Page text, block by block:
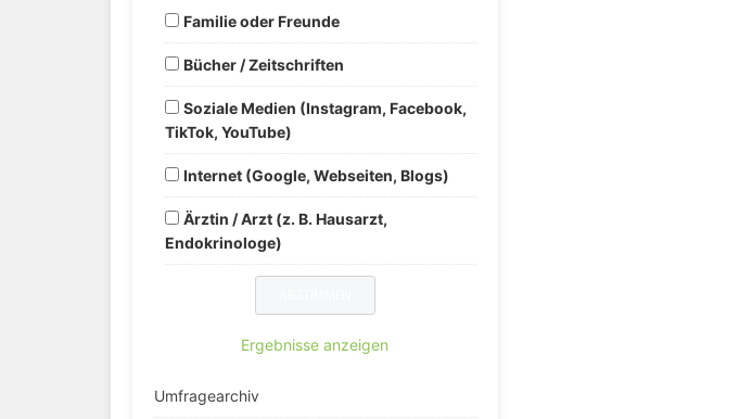
Familie oder Freunde
Bücher / Zeitschriften
Soziale Medien (Instagram, Facebook,
TikTok, YouTube)
Internet (Google, Webseiten, Blogs)
Ärztin / Arzt (z. B. Hausarzt,
Endokrinologe)
Ergebnisse anzeigen
Umfragearchiv